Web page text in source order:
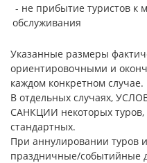
- не прибытие туристов к
обслуживания
Указанные размеры
ориентировочными и
каждом конкретном случае.
В отдельных случаях,
САНКЦИИ некоторых туров,
стандартных.
При аннулировании туров и
праздничные/событийные